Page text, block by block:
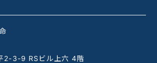
2-3-9 RSビル上六 4階